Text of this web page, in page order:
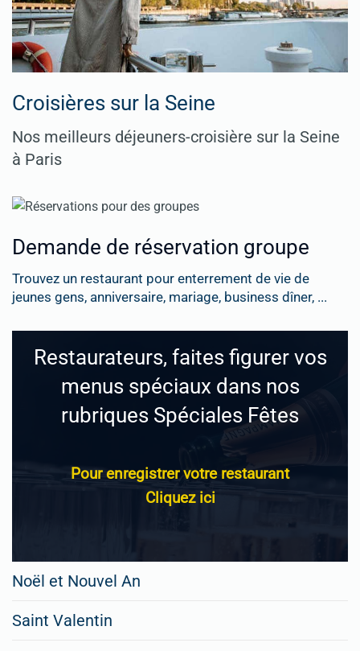
Croisières sur la Seine
Nos meilleurs déjeuners-croisière sur la Seine
à Paris
Demande de réservation groupe
Trouvez un restaurant pour enterrement de vie de
jeunes gens, anniversaire, mariage, business dîner, ...
Restaurateurs, faites figurer vos
menus spéciaux dans nos
rubriques Spéciales Fêtes
Pour enregistrer votre restaurant
Cliquez ici
Noël et Nouvel An
Saint Valentin